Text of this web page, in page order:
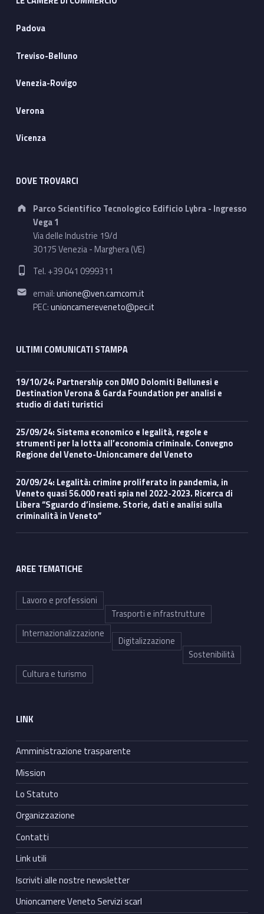
Padova
Treviso-Belluno
Venezia-Rovigo
Verona
Vicenza
DOVE TROVARCI
Address:
Parco Scientifico Tecnologico Edificio Lybra - Ingresso
Vega 1
Via delle Industrie 19/d
30175 Venezia - Marghera (VE)
Phone number:
Tel. +39 041 0999311
Email address:
email:unione@ven.camcom.it
PEC:unioncamereveneto@pec.it
ULTIMI COMUNICATI STAMPA
19/10/24: Partnership con DMO Dolomiti Bellunesi e
Destination Verona & Garda Foundation per analisi e
studio di dati turistici
25/09/24: Sistema economico e legalità, regole e
strumenti per la lotta all’economia criminale. Convegno
Regione del Veneto-Unioncamere del Veneto
20/09/24: Legalità: crimine proliferato in pandemia, in
Veneto quasi 56.000 reati spia nel 2022-2023. Ricerca di
Libera “Sguardo d’insieme. Storie, dati e analisi sulla
criminalità in Veneto”
AREE TEMATICHE
Lavoro e professioni
Trasporti e infrastrutture
Internazionalizzazione
Digitalizzazione
Sostenibilità
Cultura e turismo
LINK
Amministrazione trasparente
Mission
Lo Statuto
Organizzazione
Contatti
Link utili
Iscriviti alle nostre newsletter
Unioncamere Veneto Servizi scarl